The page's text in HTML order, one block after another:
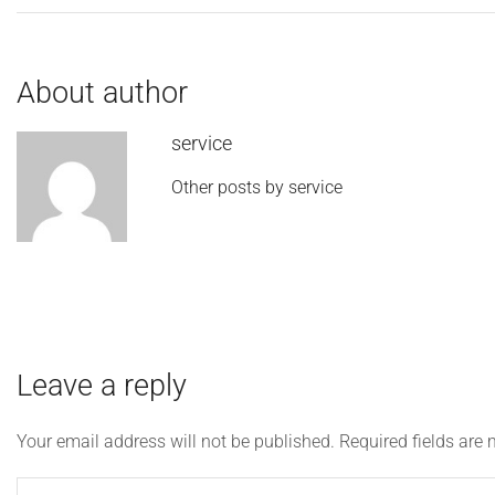
About author
service
Other posts by service
Leave a reply
Your email address will not be published. Required fields are